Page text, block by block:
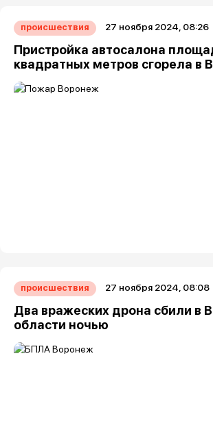
происшествия 27 ноября 2024, 08:26
Пристройка автосалона
квадратных метров сгорела в
происшествия 27 ноября 2024, 08:08
Два вражеских дрона сбили в
области ночью